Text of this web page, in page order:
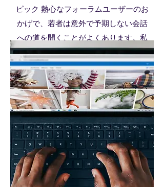
ピック 熱心なフォーラムユーザーのお
かげで、若者は意外で予期しない会話
への道を開くことがよくあります。私
たちの一般フォーラムは、ユーザーが
興味深く安全なオンライン環境で互い
に交流するための多くの機会を提供す
ることにより、フォーラム体験を向上
させることに専念しています。
ニューヨーク州NAACP
リソースリスト
正義のための学習